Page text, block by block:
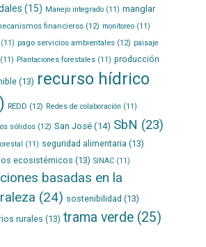
(15) Manejo integrado(11) manglar
financieros(12) monitoreo(11)
pago servicios ambientales(12) paisaje
Plantaciones forestales(11) producción
(13) recurso hídrico
REDD (12) Redes de colaboración (11)
sólidos(12) San José(14) SbN (23)
(11) seguridad alimentaria (13)
ecosistémicos (13) SINAC(11)
basadas en la
(24) sostenibilidad (13)
rurales (13) trama verde(25)